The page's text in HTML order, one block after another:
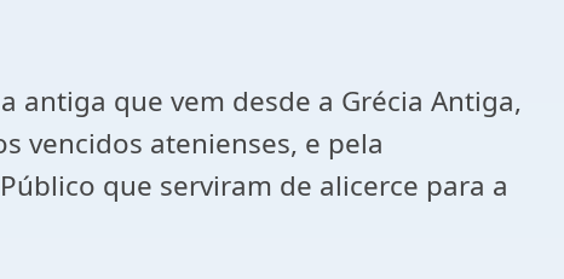
antiga que vem desde a Grécia Antiga,
vencidos atenienses, e pela
que serviram de alicerce para a